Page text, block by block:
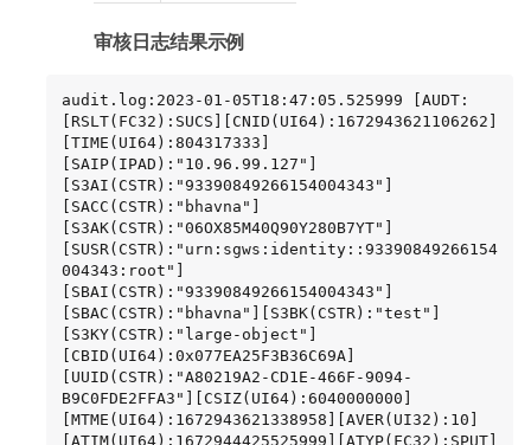
审核日志结果示例
audit.log:2023-01-05T18:47:05.525999 [AUDT:
[RSLT(FC32):SUCS][CNID(UI64):1672943621106262]
[TIME(UI64):804317333]
[SAIP(IPAD):"10.96.99.127"]
[S3AI(CSTR):"93390849266154004343"]
[SACC(CSTR):"bhavna"]
[S3AK(CSTR):"06OX85M40Q90Y280B7YT"]
[SUSR(CSTR):"urn:sgws:identity::93390849266154
004343:root"]
[SBAI(CSTR):"93390849266154004343"]
[SBAC(CSTR):"bhavna"][S3BK(CSTR):"test"]
[S3KY(CSTR):"large-object"]
[CBID(UI64):0x077EA25F3B36C69A]
[UUID(CSTR):"A80219A2-CD1E-466F-9094-
B9C0FDE2FFA3"][CSIZ(UI64):6040000000]
[MTME(UI64):1672943621338958][AVER(UI32):10]
[ATIM(UI64):1672944425525999][ATYP(FC32):SPUT]